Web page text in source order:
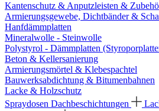
Kantenschutz & Anputzleisten &
Armierungsgewebe, Dichtbänder &
Hanfdämmplatten
Mineralwolle - Steinwolle
Polystyrol - Dämmplatten
Beton & Kellersanierung
Armierungsmörtel & Klebespachtel
Bauwerksabdichtung & Bitumenbahnen
Lacke & Holzschutz
Spraydosen Dachbeschichtungen